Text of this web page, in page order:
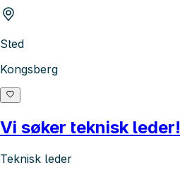
Sted
Kongsberg
Vi søker teknisk leder!
Teknisk leder